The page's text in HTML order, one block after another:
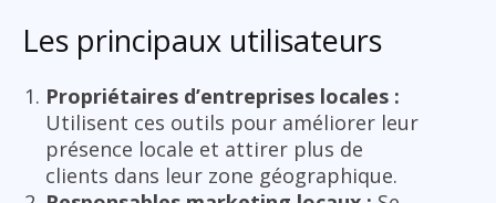
Les principaux utilisateurs
Propriétaires d’entreprises locales :
Utilisent ces outils pour améliorer leur
présence locale et attirer plus de
clients dans leur zone géographique.